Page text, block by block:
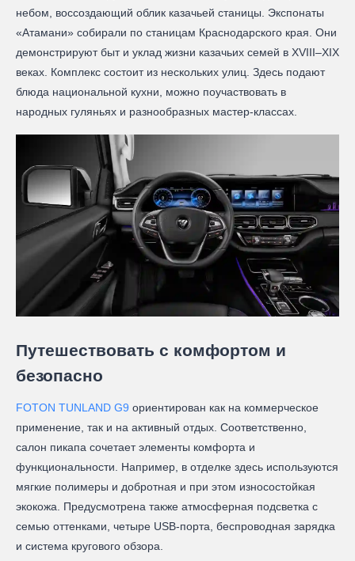
небом, воссоздающий облик казачьей станицы. Экспонаты
«Атамани» собирали по станицам Краснодарского края. Они
демонстрируют быт и уклад жизни казачьих семей в XVIII–XIX
веках. Комплекс состоит из нескольких улиц. Здесь подают
блюда национальной кухни, можно поучаствовать в
народных гуляньях и разнообразных мастер-классах.
Путешествовать с комфортом и
безопасно
FOTON TUNLAND G9 ориентирован как на коммерческое
применение, так и на активный отдых. Соответственно,
салон пикапа сочетает элементы комфорта и
функциональности. Например, в отделке здесь используются
мягкие полимеры и добротная и при этом износостойкая
экокожа. Предусмотрена также атмосферная подсветка с
семью оттенками, четыре USB-порта, беспроводная зарядка
и система кругового обзора.